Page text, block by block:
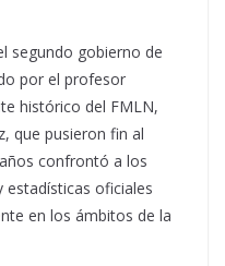
segundo gobierno de
por el profesor
histórico del FMLN,
que pusieron fin al
confrontó a los
estadísticas oficiales
en los ámbitos de la